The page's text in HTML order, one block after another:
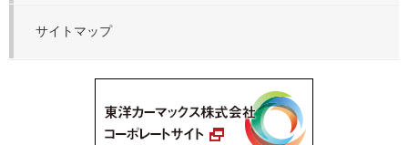
サイトマップ